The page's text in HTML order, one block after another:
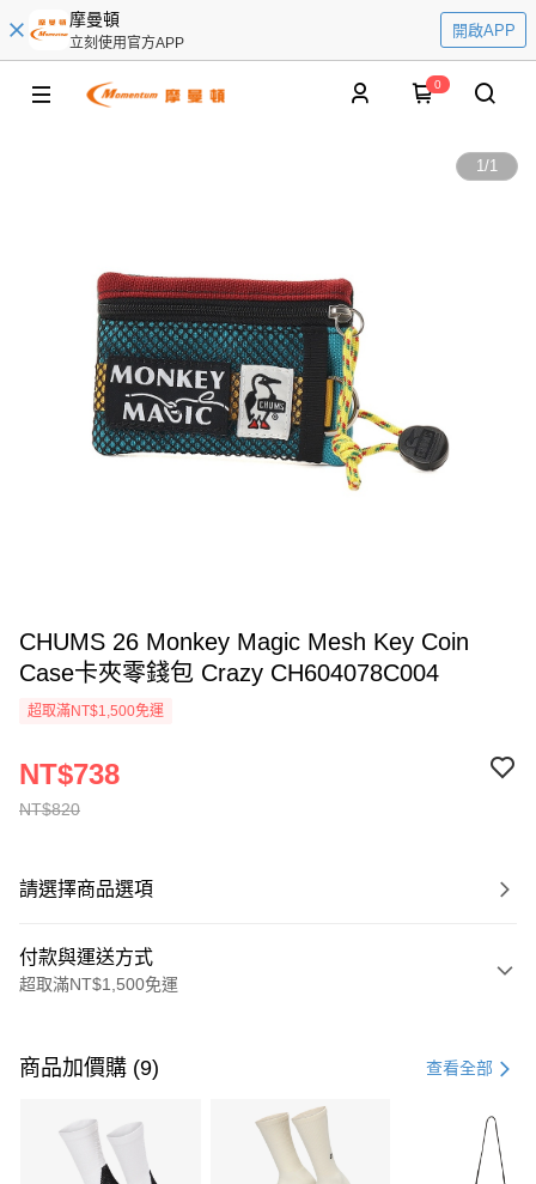
摩曼頓
立刻使用官方APP
開啟APP
0
1/1
CHUMS 26 Monkey Magic Mesh Key Coin
Case卡夾零錢包 Crazy CH604078C004
超取滿NT$1,500免運
NT$820
NT$738
請選擇商品選項
付款與運送方式
超取滿NT$1,500免運
信用卡一次付款
3 期 0 利率 每期 21家銀行
商品加價購 (9) 查看全部